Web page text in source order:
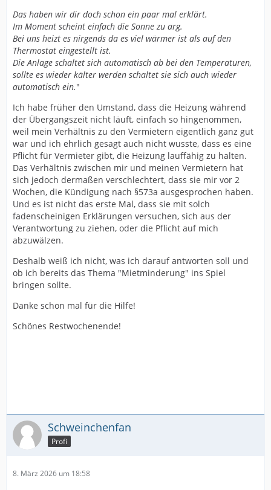
Das haben wir dir doch schon ein paar mal erklärt.
Im Moment scheint einfach die Sonne zu arg.
Bei uns heizt es nirgends da es viel wärmer ist als auf den
Thermostat eingestellt ist.
Die Anlage schaltet sich automatisch ab bei den Temperaturen,
sollte es wieder kälter werden schaltet sie sich auch wieder
automatisch ein."
Ich habe früher den Umstand, dass die Heizung während
der Übergangszeit nicht läuft, einfach so hingenommen,
weil mein Verhältnis zu den Vermietern eigentlich ganz gut
war und ich ehrlich gesagt auch nicht wusste, dass es eine
Pflicht für Vermieter gibt, die Heizung lauffähig zu halten.
Das Verhältnis zwischen mir und meinen Vermietern hat
sich jedoch dermaßen verschlechtert, dass sie mir vor 2
Wochen, die Kündigung nach §573a ausgesprochen haben.
Und es ist nicht das erste Mal, dass sie mit solch
fadenscheinigen Erklärungen versuchen, sich aus der
Verantwortung zu ziehen, oder die Pflicht auf mich
abzuwälzen.
Deshalb weiß ich nicht, was ich darauf antworten soll und
ob ich bereits das Thema "Mietminderung" ins Spiel
bringen sollte.
Danke schon mal für die Hilfe!
Schönes Restwochenende!
Schweinchenfan
Profi
8. März 2026 um 18:58